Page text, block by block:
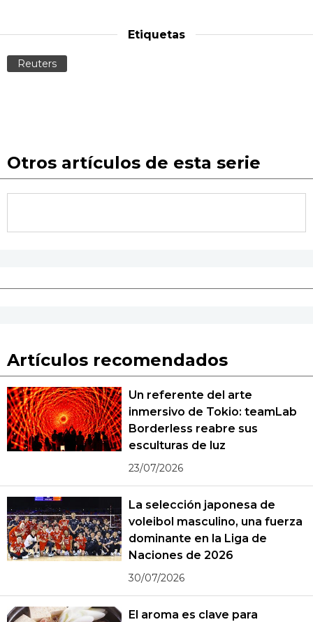
Etiquetas
Reuters
Otros artículos de esta serie
Artículos recomendados
Un referente del arte
inmersivo de Tokio: teamLab
Borderless reabre sus
esculturas de luz
23/07/2026
La selección japonesa de
voleibol masculino, una fuerza
dominante en la Liga de
Naciones de 2026
30/07/2026
El aroma es clave para